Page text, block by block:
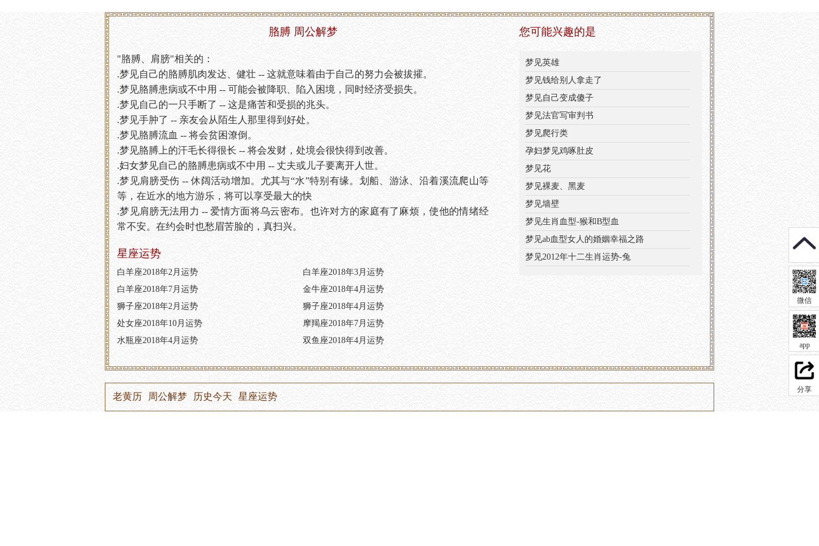
胳膊 周公解梦
"胳膊、肩膀"相关的：
.梦见自己的胳膊肌肉发达、健壮 -- 这就意味着由于自己的努力会被拔攉。
.梦见胳膊患病或不中用 -- 可能会被降职、陷入困境，同时经济受损失。
.梦见自己的一只手断了 -- 这是痛苦和受损的兆头。
.梦见手肿了 -- 亲友会从陌生人那里得到好处。
.梦见胳膊流血 -- 将会贫困潦倒。
.梦见胳膊上的汗毛长得很长 -- 将会发财，处境会很快得到改善。
.妇女梦见自己的胳膊患病或不中用 -- 丈夫或儿子要离开人世。
.梦见肩膀受伤 -- 休阔活动增加。尤其与“水”特别有缘。划船、游泳、沿着溪流爬山等
等，在近水的地方游乐，将可以享受最大的快
.梦见肩膀无法用力 -- 爱情方面将乌云密布。也许对方的家庭有了麻烦，使他的情绪经
常不安。在约会时也愁眉苦脸的，真扫兴。
星座运势
白羊座2018年2月运势
白羊座2018年3月运势
白羊座2018年7月运势
金牛座2018年4月运势
狮子座2018年2月运势
狮子座2018年4月运势
处女座2018年10月运势
摩羯座2018年7月运势
水瓶座2018年4月运势
双鱼座2018年4月运势
您可能兴趣的是
梦见英雄
梦见钱给别人拿走了
梦见自己变成傻子
梦见法官写审判书
梦见爬行类
孕妇梦见鸡啄肚皮
梦见花
梦见裸麦、黑麦
梦见墙壁
梦见生肖血型-猴和B型血
梦见ab血型女人的婚姻幸福之路
梦见2012年十二生肖运势-兔
老黄历 周公解梦 历史今天 星座运势
微信
app
分享